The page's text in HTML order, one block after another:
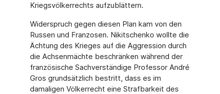
Kriegsvölkerrechts aufzublättern.
Widerspruch gegen diesen Plan kam von den
Russen und Franzosen. Nikitschenko wollte die
Ächtung des Krieges auf die Aggression durch
die Achsenmächte beschränken während der
französische Sachverständige Professor André
Gros grundsätzlich bestritt, dass es im
damaligen Völkerrecht eine Strafbarkeit des